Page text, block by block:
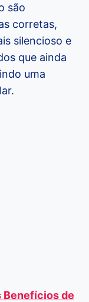
são
corretas,
silencioso e
que ainda
uma
Benefícios de